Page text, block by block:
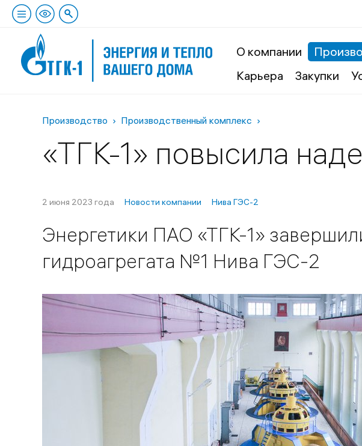
О компании
Карьера
Закупки
Производство Производственный комплекс
«ТГК-1» повысила
2 июня 2023 года Новости компании Нива ГЭС-2
Энергетики ПАО «ТГК-1»
гидроагрегата №1 Нива ГЭС-2